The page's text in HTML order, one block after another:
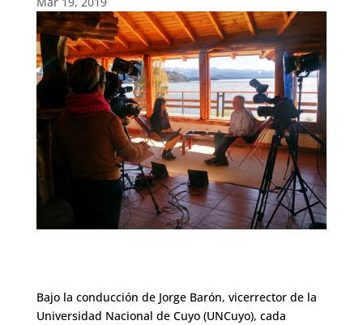
Bajo la conducción de Jorge Barón, vicerrector de la
Universidad Nacional de Cuyo (UNCuyo), cada